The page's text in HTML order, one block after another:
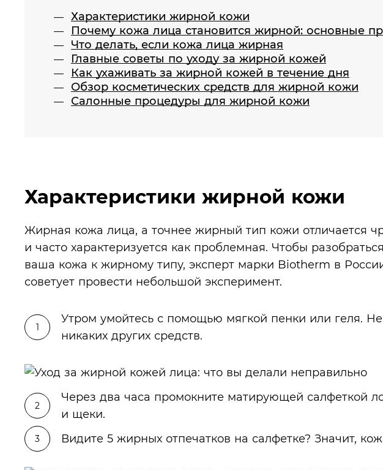
Характеристики жирной кожи
Почему кожа лица становится жирной: основные
Что делать, если кожа лица жирная
Главные советы по уходу за жирной кожей
Как ухаживать за жирной кожей в течение дня
Обзор косметических средств для жирной кожи
Салонные процедуры для жирной кожи
Характеристики жирной кожи
Жирная кожа лица, а точнее жирный тип кожи отличается
и часто характеризуется как проблемная. Чтобы
ваша кожа к жирному типу, эксперт марки Biotherm в
советует провести небольшой эксперимент.
Утром умойтесь с помощью мягкой пенки или геля.
никаких других средств.
Через два часа промокните матирующей салфеткой
и щеки.
Видите 5 жирных отпечатков на салфетке? Значит,